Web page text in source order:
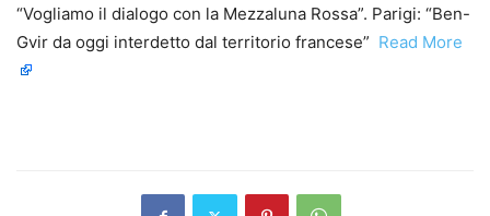
“Vogliamo il dialogo con la Mezzaluna Rossa”. Parigi: “Ben-
Gvir da oggi interdetto dal territorio francese” ​ Read More